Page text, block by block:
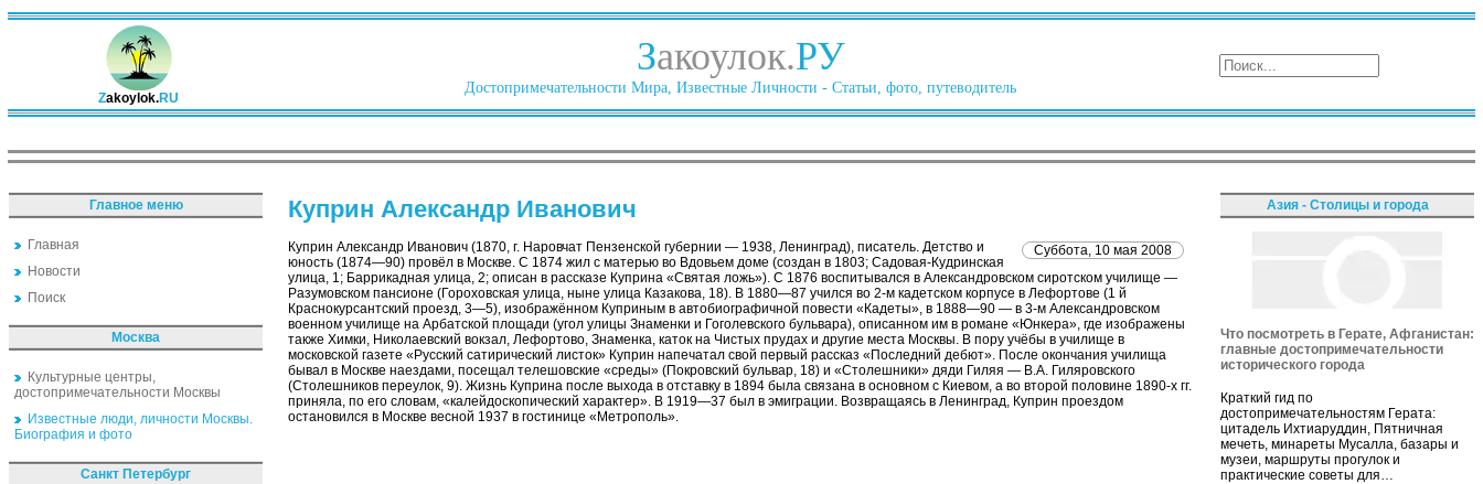
Zakoylok.RU
Закоулок.РУ
Достопримечательности Мира, Известные Личности - Статьи, фото, путеводитель
Главное меню
Главная
Новости
Поиск
Москва
Культурные центры,
достопримечательности Москвы
Известные люди, личности Москвы.
Биография и фото
Санкт Петербург
Куприн Александр Иванович
Суббота, 10 мая 2008
Куприн Александр Иванович (1870, г. Наровчат Пензенской губернии — 1938, Ленинград), писатель. Детство и
юность (1874—90) провёл в Москве. С 1874 жил с матерью во Вдовьем доме (создан в 1803; Садовая-Кудринская
улица, 1; Баррикадная улица, 2; описан в рассказе Куприна «Святая ложь»). С 1876 воспитывался в Александровском сиротском училище —
Разумовском пансионе (Гороховская улица, ныне улица Казакова, 18). В 1880—87 учился во 2-м кадетском корпусе в Лефортове (1 й
Краснокурсантский проезд, 3—5), изображённом Куприным в автобиографичной повести «Кадеты», в 1888—90 — в 3-м Александровском
военном училище на Арбатской площади (угол улицы Знаменки и Гоголевского бульвара), описанном им в романе «Юнкера», где изображены
также Химки, Николаевский вокзал, Лефортово, Знаменка, каток на Чистых прудах и другие места Москвы. В пору учёбы в училище в
московской газете «Русский сатирический листок» Куприн напечатал свой первый рассказ «Последний дебют». После окончания училища
бывал в Москве наездами, посещал телешовские «среды» (Покровский бульвар, 18) и «Столешники» дяди Гиляя — В.А. Гиляровского
(Столешников переулок, 9). Жизнь Куприна после выхода в отставку в 1894 была связана в основном с Киевом, а во второй половине 1890-х гг.
приняла, по его словам, «калейдоскопический характер». В 1919—37 был в эмиграции. Возвращаясь в Ленинград, Куприн проездом
остановился в Москве весной 1937 в гостинице «Метрополь».
Азия - Столицы и города
Что посмотреть в Герате, Афганистан:
главные достопримечательности
исторического города
Краткий гид по
достопримечательностям Герата:
цитадель Ихтиаруддин, Пятничная
мечеть, минареты Мусалла, базары и
музеи, маршруты прогулок и
практические советы для…